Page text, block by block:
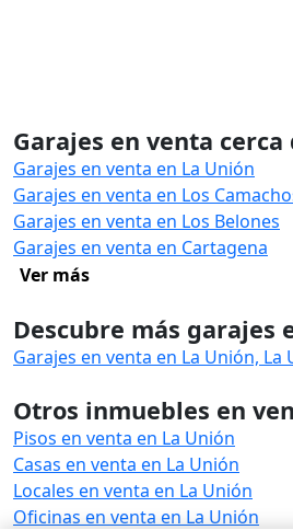
Garajes en venta
Garajes en venta en La Unión
Garajes en venta en Los
Garajes en venta en Los Belones
Garajes en venta en Cartagena
Ver más
Descubre más garajes
Garajes en venta en La Unión, La
Otros inmuebles en
Pisos en venta en La Unión
Casas en venta en La Unión
Locales en venta en La Unión
Oficinas en venta en La Unión